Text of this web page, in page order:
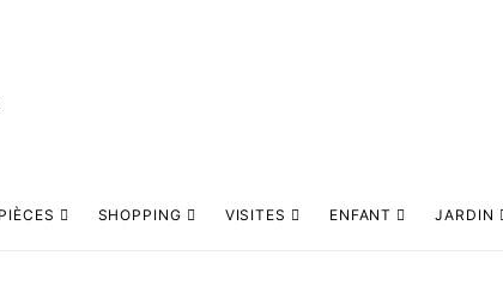
PIÈCES SHOPPING VISITES ENFANT JARDIN